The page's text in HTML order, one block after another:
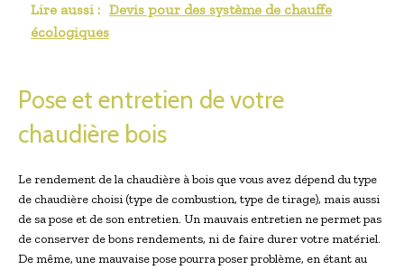
Lire aussi : Devis pour des système de chauffe
écologiques
Pose et entretien de votre
chaudière bois
Le rendement de la chaudière à bois que vous avez dépend du type
de chaudière choisi (type de combustion, type de tirage), mais aussi
de sa pose et de son entretien. Un mauvais entretien ne permet pas
de conserver de bons rendements, ni de faire durer votre matériel.
De même, une mauvaise pose pourra poser problème, en étant au